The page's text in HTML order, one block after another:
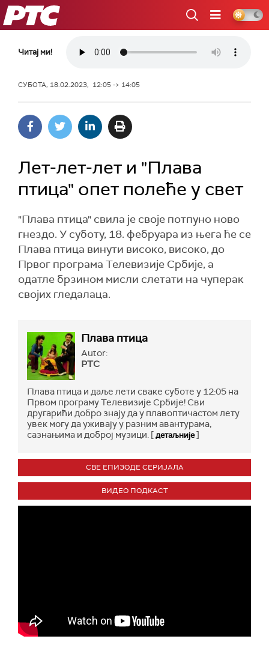
РТС
Читај ми!
СУБОТА, 18.02.2023, 12:05 -> 14:05
Лет-лет-лет и "Плава
птица" опет полеће у свет
"Плава птица" свила је своје потпуно ново
гнездо. У суботу, 18. фебруара из њега ће се
Плава птица винути високо, високо, до
Првог програма Телевизије Србије, а
одатле брзином мисли слетати на чуперак
својих гледалаца.
Плава птица
Autor:
РТС
Плава птица и даље лети сваке суботе у 12:05 на
Првом програму Телевизије Србије! Сви
другарићи добро знају да у плавоптичастом лету
увек могу да уживају у разним авантурама,
сазнањима и доброј музици. [детаљније]
СВЕ ЕПИЗОДЕ СЕРИЈАЛА
ВИДЕО ПОДКАСТ